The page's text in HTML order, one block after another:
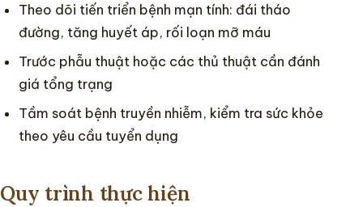
Theo dõi tiến triển bệnh mạn tính: đái tháo
đường, tăng huyết áp, rối loạn mỡ máu
Trước phẫu thuật hoặc các thủ thuật cần đánh
giá tổng trạng
Tầm soát bệnh truyền nhiễm, kiểm tra sức khỏe
theo yêu cầu tuyển dụng
Quy trình thực hiện